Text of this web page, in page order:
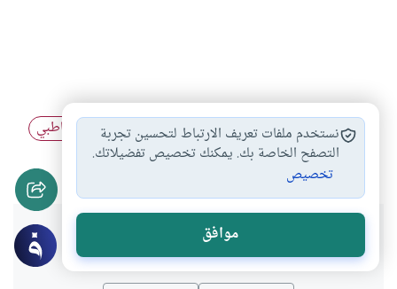
الدراسات الإسلامية ندوة #العلوم الإجتماعية الشاطبي
ابن خلدون #العلوم التاريخية #التراث الإسلامي
هل انتفعت بهذا المحتوى؟
نستخدم ملفات تعريف الارتباط لتحسين تجربة
التصفح الخاصة بك. يمكنك تخصيص تفضيلاتك.
تخصيص
موافق